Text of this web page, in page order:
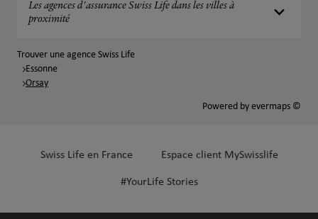
Les agences d'assurance Swiss Life dans les villes à
proximité
Trouver une agence Swiss Life
Essonne
Orsay
Powered by evermaps ©
Swiss Life en France Espace client MySwisslife
#YourLife Stories